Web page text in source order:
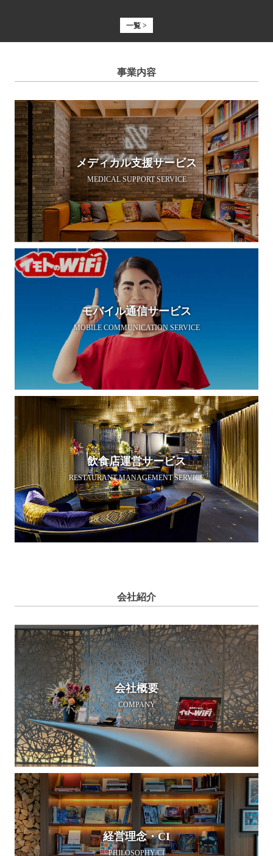
一覧 >
事業内容
メディカル支援サービス
MEDICAL SUPPORT SERVICE
モバイル通信サービス
MOBILE COMMUNICATION SERVICE
飲食店運営サービス
RESTAURANT MANAGEMENT SERVICE
会社紹介
会社概要
COMPANY
経営理念・CI
PHILOSOPHY/CI